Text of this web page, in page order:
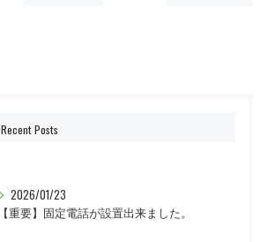
Recent Posts
2026/01/23
【重要】固定電話が設置出来ました。